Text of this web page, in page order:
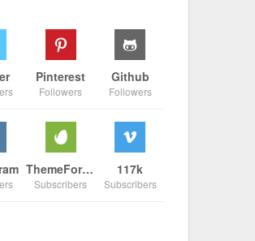
Pinterest
Followers
Github
Followers
ThemeForest
Subscribers
117k
Subscribers